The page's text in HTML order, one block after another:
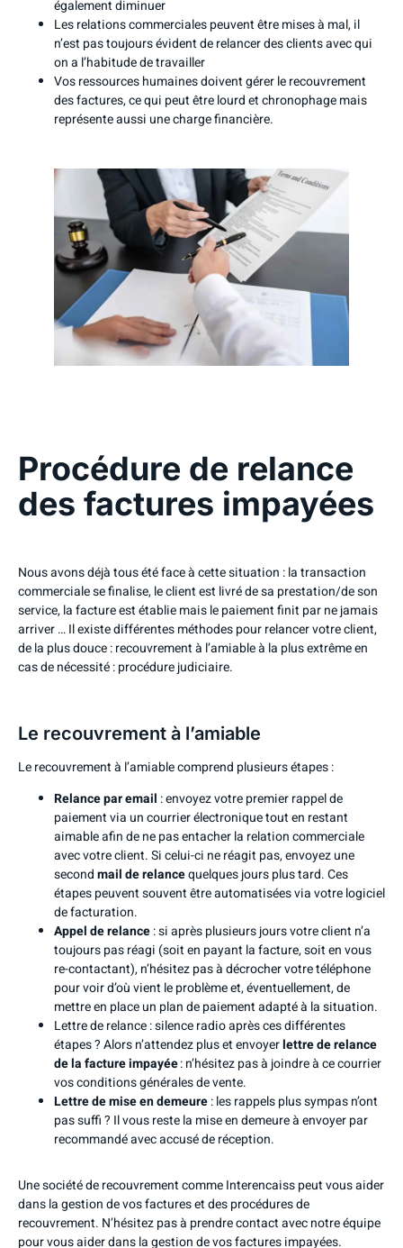
également diminuer
Les relations commerciales peuvent être mises à mal, il
n’est pas toujours évident de relancer des clients avec qui
on a l’habitude de travailler
Vos ressources humaines doivent gérer le recouvrement
des factures, ce qui peut être lourd et chronophage mais
représente aussi une charge financière.
Procédure de relance
des factures impayées
Nous avons déjà tous été face à cette situation : la transaction
commerciale se finalise, le client est livré de sa prestation/de son
service, la facture est établie mais le paiement finit par ne jamais
arriver … Il existe différentes méthodes pour relancer votre client,
de la plus douce : recouvrement à l’amiable à la plus extrême en
cas de nécessité : procédure judiciaire.
Le recouvrement à l’amiable
Le recouvrement à l’amiable comprend plusieurs étapes :
Relance par email : envoyez votre premier rappel de
paiement via un courrier électronique tout en restant
aimable afin de ne pas entacher la relation commerciale
avec votre client. Si celui-ci ne réagit pas, envoyez une
secondmail de relancequelques jours plus tard. Ces
étapes peuvent souvent être automatisées via votre logiciel
de facturation.
Appel de relance: si après plusieurs jours votre client n’a
toujours pas réagi (soit en payant la facture, soit en vous
re-contactant), n’hésitez pas à décrocher votre téléphone
pour voir d’où vient le problème et, éventuellement, de
mettre en place un plan de paiement adapté à la situation.
Lettre de relance : silence radio après ces différentes
étapes ? Alors n’attendez plus et envoyerlettre de relance
de la facture impayée: n’hésitez pas à joindre à ce courrier
vos conditions générales de vente.
Lettre de mise en demeure: les rappels plus sympas n’ont
pas suffi ? Il vous reste la mise en demeure à envoyer par
recommandé avec accusé de réception.
Une société de recouvrement comme Interencaiss peut vous aider
dans la gestion de vos factures et des procédures de
recouvrement. N’hésitez pas à prendre contact avec notre équipe
pour vous aider dans la gestion de vos factures impayées.